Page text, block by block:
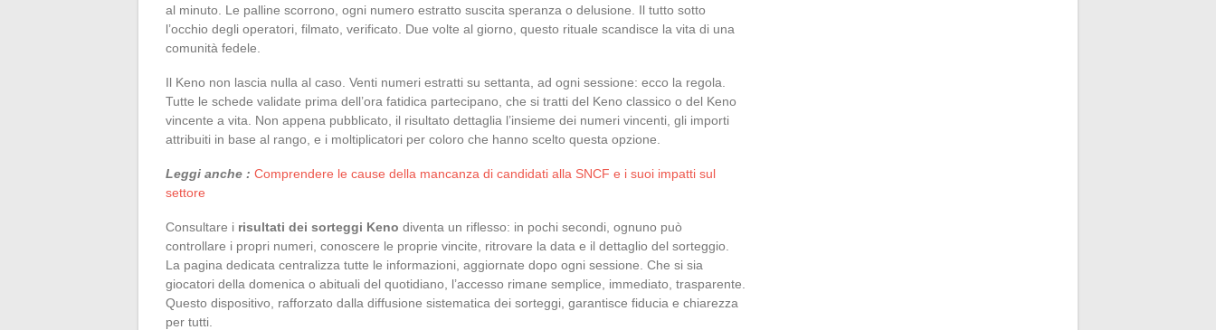
al minuto. Le palline scorrono, ogni numero estratto suscita speranza o delusione. Il tutto sotto
l’occhio degli operatori, filmato, verificato. Due volte al giorno, questo rituale scandisce la vita di una
comunità fedele.
Il Keno non lascia nulla al caso. Venti numeri estratti su settanta, ad ogni sessione: ecco la regola.
Tutte le schede validate prima dell’ora fatidica partecipano, che si tratti del Keno classico o del Keno
vincente a vita. Non appena pubblicato, il risultato dettaglia l’insieme dei numeri vincenti, gli importi
attribuiti in base al rango, e i moltiplicatori per coloro che hanno scelto questa opzione.
Leggi anche : Comprendere le cause della mancanza di candidati alla SNCF e i suoi impatti sul
settore
Consultare i risultati dei sorteggi Keno diventa un riflesso: in pochi secondi, ognuno può
controllare i propri numeri, conoscere le proprie vincite, ritrovare la data e il dettaglio del sorteggio.
La pagina dedicata centralizza tutte le informazioni, aggiornate dopo ogni sessione. Che si sia
giocatori della domenica o abituali del quotidiano, l’accesso rimane semplice, immediato, trasparente.
Questo dispositivo, rafforzato dalla diffusione sistematica dei sorteggi, garantisce fiducia e chiarezza
per tutti.